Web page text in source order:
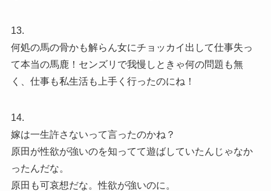
13.
何処の馬の骨かも解らん女にチョッカイ出して仕事失っ
て本当の馬鹿！センズリで我慢しときゃ何の問題も無
く、仕事も私生活も上手く行ったのにね！
14.
嫁は一生許さないって言ったのかね？
原田が性欲が強いのを知ってて遊ばしていたんじゃなか
ったんだな。
原田も可哀想だな。性欲が強いのに。